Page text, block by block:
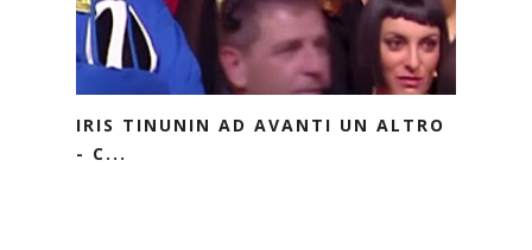
IRIS TINUNIN AD AVANTI UN ALTRO
- C...